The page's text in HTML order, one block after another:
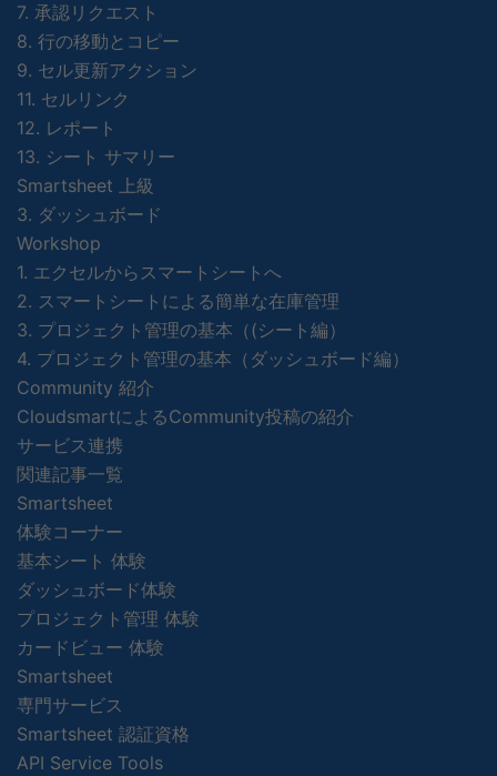
7. 承認リクエスト
8. 行の移動とコピー
9. セル更新アクション
11. セルリンク
12. レポート
13. シート サマリー
Smartsheet 上級
3. ダッシュボード
Workshop
1. エクセルからスマートシートへ
2. スマートシートによる簡単な在庫管理
3. プロジェクト管理の基本（(シート編）
4. プロジェクト管理の基本（ダッシュボード編）
Community 紹介
CloudsmartによるCommunity投稿の紹介
サービス連携
関連記事一覧
Smartsheet
体験コーナー
基本シート 体験
ダッシュボード体験
プロジェクト管理 体験
カードビュー 体験
Smartsheet
専門サービス
Smartsheet 認証資格
API Service Tools